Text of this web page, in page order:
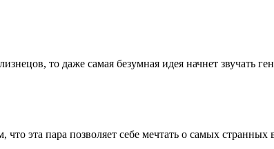
то даже самая безумная идея начнет звучать
эта пара позволяет себе мечтать о самых странных